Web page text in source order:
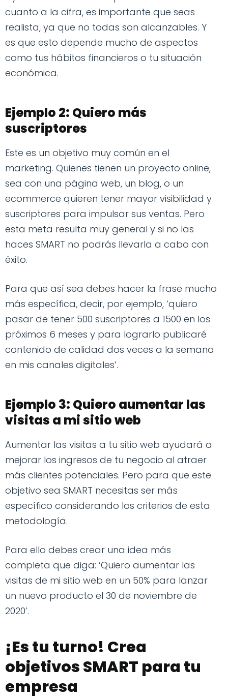
cuanto a la cifra, es importante que seas
realista, ya que no todas son alcanzables. Y
es que esto depende mucho de aspectos
como tus hábitos financieros o tu situación
económica.
Ejemplo 2: Quiero más
suscriptores
Este es un objetivo muy común en el
marketing. Quienes tienen un proyecto online,
sea con una página web, un blog, o un
ecommerce quieren tener mayor visibilidad y
suscriptores para impulsar sus ventas. Pero
esta meta resulta muy general y si no las
haces SMART no podrás llevarla a cabo con
éxito.
Para que así sea debes hacer la frase mucho
más específica, decir, por ejemplo, ‘quiero
pasar de tener 500 suscriptores a 1500 en los
próximos 6 meses y para lograrlo publicaré
contenido de calidad dos veces a la semana
en mis canales digitales’.
Ejemplo 3: Quiero aumentar las
visitas a mi sitio web
Aumentar las visitas a tu sitio web ayudará a
mejorar los ingresos de tu negocio al atraer
más clientes potenciales. Pero para que este
objetivo sea SMART necesitas ser más
específico considerando los criterios de esta
metodología.
Para ello debes crear una idea más
completa que diga: ‘Quiero aumentar las
visitas de mi sitio web en un 50% para lanzar
un nuevo producto el 30 de noviembre de
2020’.
¡Es tu turno! Crea
objetivos SMART para tu
empresa